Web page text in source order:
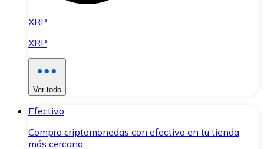
XRP
XRP
Ver todo
Efectivo
Compra criptomonedas con efectivo en tu tienda
más cercana.